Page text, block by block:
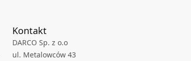
Kontakt
DARCO Sp. z o.o
ul. Metalowców 43